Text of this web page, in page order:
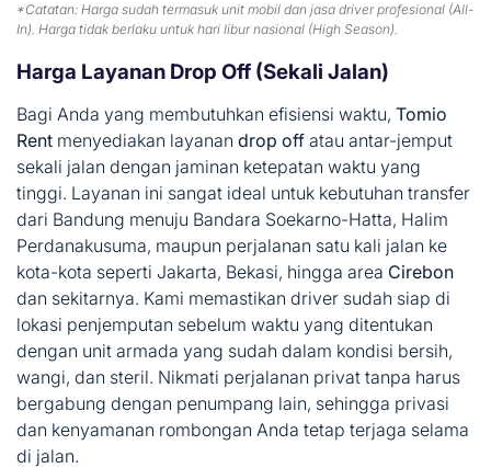
*Catatan: Harga sudah termasuk unit mobil dan jasa driver profesional (All-
In). Harga tidak berlaku untuk hari libur nasional (High Season).
Harga Layanan Drop Off (Sekali Jalan)
Bagi Anda yang membutuhkan efisiensi waktu, Tomio
Rent menyediakan layanan drop off atau antar-jemput
sekali jalan dengan jaminan ketepatan waktu yang
tinggi. Layanan ini sangat ideal untuk kebutuhan transfer
dari Bandung menuju Bandara Soekarno-Hatta, Halim
Perdanakusuma, maupun perjalanan satu kali jalan ke
kota-kota seperti Jakarta, Bekasi, hingga area Cirebon
dan sekitarnya. Kami memastikan driver sudah siap di
lokasi penjemputan sebelum waktu yang ditentukan
dengan unit armada yang sudah dalam kondisi bersih,
wangi, dan steril. Nikmati perjalanan privat tanpa harus
bergabung dengan penumpang lain, sehingga privasi
dan kenyamanan rombongan Anda tetap terjaga selama
di jalan.